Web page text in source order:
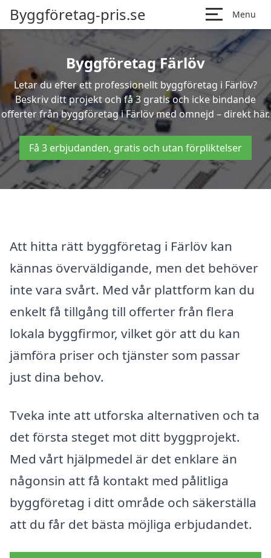
Byggföretag-pris.se Menu
Byggföretag Färlöv
Letar du efter ett professionellt byggföretag i Färlöv?
Beskriv ditt projekt och få 3 gratis och icke bindande
offerter från byggföretag i Färlöv med omnejd – direkt här.
Få 3 erbjudanden, gratis och utan förpliktelser
Att hitta rätt byggföretag i Färlöv kan
kännas överväldigande, men det behöver
inte vara svårt. Med vår plattform kan du
enkelt få tillgång till offerter från flera
lokala byggfirmor, vilket gör att du kan
jämföra priser och tjänster som passar
just dina behov.
Tveka inte att utforska alternativen och ta
det första steget mot ditt byggprojekt.
Med vårt hjälpmedel är det enklare än
någonsin att få kontakt med pålitliga
byggföretag i ditt område och säkerställa
att du får det bästa möjliga erbjudandet.